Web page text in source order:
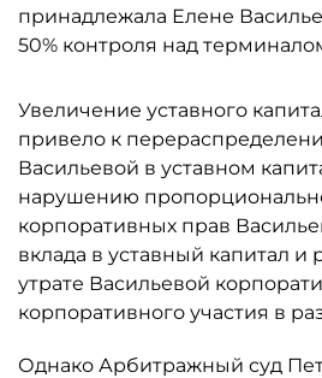
принадлежала Елене
50% контроля над
Увеличение уставного
привело к
Васильевой в уставном
нарушению
корпоративных прав
вклада в уставный капитал
утрате Васильевой
корпоративного участия в
Однако Арбитражный суд